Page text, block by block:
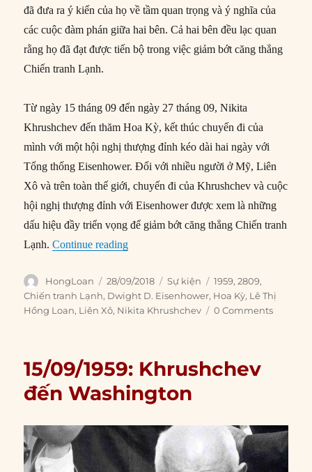
đã đưa ra ý kiến ​​của họ về tầm quan trọng và ý nghĩa của
các cuộc đàm phán giữa hai bên. Cả hai bên đều lạc quan
rằng họ đã đạt được tiến bộ trong việc giảm bớt căng thẳng
Chiến tranh Lạnh.
Từ ngày 15 tháng 09 đến ngày 27 tháng 09, Nikita
Khrushchev đến thăm Hoa Kỳ, kết thúc chuyến đi của
mình với một hội nghị thượng đỉnh kéo dài hai ngày với
Tổng thống Eisenhower. Đối với nhiều người ở Mỹ, Liên
Xô và trên toàn thế giới, chuyến đi của Khrushchev và cuộc
hội nghị thượng đỉnh với Eisenhower được xem là những
dấu hiệu đầy triển vọng để giảm bớt căng thẳng Chiến tranh
Lạnh.Continue reading“28/09/1959: Khrushchev và
Author
HongLoan
Posted
on
28/09/2018 Categories
Sự kiện Tags
1959,2809,
Chiến tranh Lạnh, Dwight D. Eisenhower, Hoa Kỳ, Lê Thị
Hồng Loan, Liên Xô, Nikita Khrushchev 0 Comments
15/09/1959: Khrushchev
đến Washington